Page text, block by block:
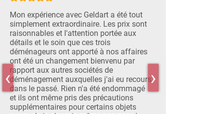
Mon expérience avec Geldart a été tout
simplement extraordinaire. Les prix sont
raisonnables et l'attention portée aux
détails et le soin que ces trois
déménageurs ont apporté à nos affaires
ont été un changement bienvenu par
rapport aux autres sociétés de
déménagement auxquelles j'ai eu recours
dans le passé. Rien n'a été endommagé
et ils ont même pris des précautions
supplémentaires pour certains objets
excellent travail
‹ ›